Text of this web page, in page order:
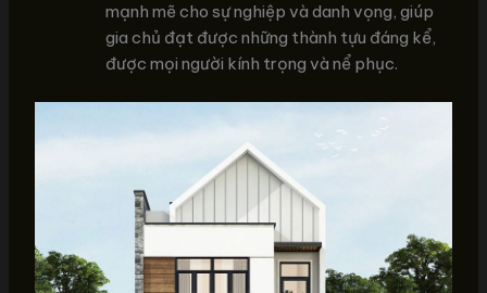
mạnh mẽ cho sự nghiệp và danh vọng, giúp
gia chủ đạt được những thành tựu đáng kể,
được mọi người kính trọng và nể phục.